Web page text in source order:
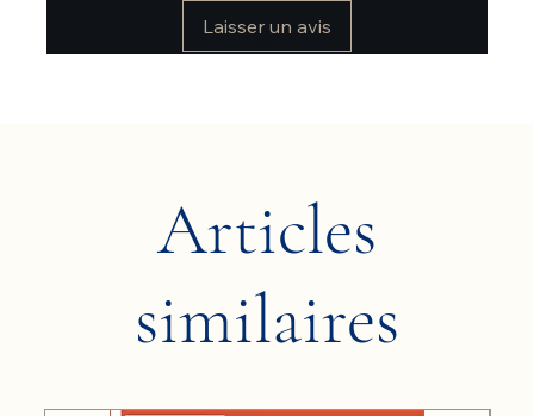
Laisser un avis
Articles
similaires